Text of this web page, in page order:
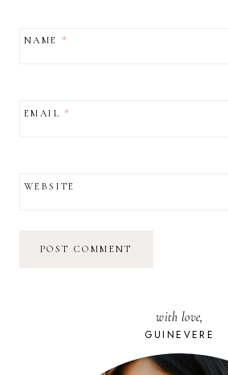
NAME *
EMAIL*
WEBSITE
with love,
GUINEVERE